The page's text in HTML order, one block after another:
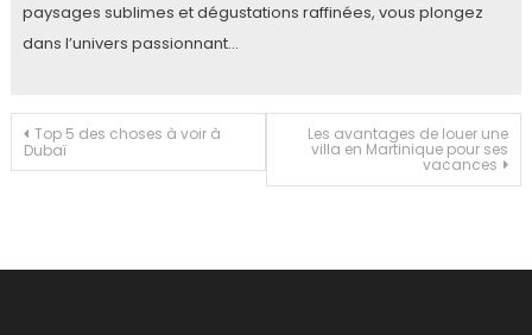
paysages sublimes et dégustations raffinées, vous plongez
dans l’univers passionnant…
Navigation
Top 5 des choses à voir à
Dubaï
Les avantages de louer une
villa en Martinique pour ses
vacances